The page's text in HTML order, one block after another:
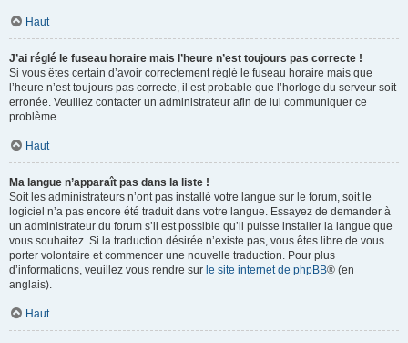
Haut
J’ai réglé le fuseau horaire mais l’heure n’est toujours pas correcte !
Si vous êtes certain d’avoir correctement réglé le fuseau horaire mais que
l’heure n’est toujours pas correcte, il est probable que l’horloge du serveur soit
erronée. Veuillez contacter un administrateur afin de lui communiquer ce
problème.
Haut
Ma langue n’apparaît pas dans la liste !
Soit les administrateurs n’ont pas installé votre langue sur le forum, soit le
logiciel n’a pas encore été traduit dans votre langue. Essayez de demander à
un administrateur du forum s’il est possible qu’il puisse installer la langue que
vous souhaitez. Si la traduction désirée n’existe pas, vous êtes libre de vous
porter volontaire et commencer une nouvelle traduction. Pour plus
d’informations, veuillez vous rendre sur le site internet de phpBB® (en
anglais).
Haut